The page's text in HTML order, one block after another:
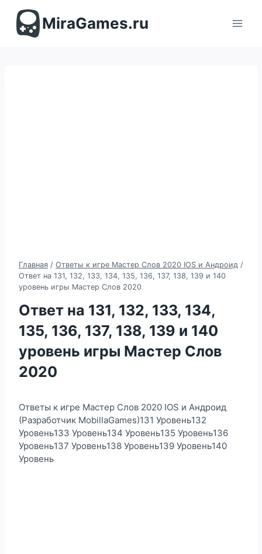
содержимомуMiraGames.ru
Главная / Ответы к игре Мастер Слов 2020 IOS и Андроид /
Ответ на 131, 132, 133, 134, 135, 136, 137, 138, 139 и 140
уровень игры Мастер Слов 2020
Ответ на 131, 132, 133, 134,
135, 136, 137, 138, 139 и 140
уровень игры Мастер Слов
2020
Ответы к игре Мастер Слов 2020 IOS и Андроид
(Разработчик MobillaGames)131 Уровень132
Уровень133 Уровень134 Уровень135 Уровень136
Уровень137 Уровень138 Уровень139 Уровень140
Уровень